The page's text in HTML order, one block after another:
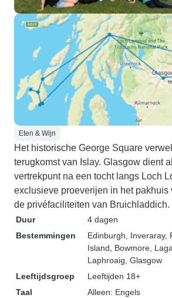
Eten & Wijn
Het historische George Square
terugkomst van Islay. Glasgow dient
vertrekpunt na een tocht langs Loch
exclusieve proeverijen in het pakhuis
de privéfaciliteiten van Bruichladdich.
Duur
4 dagen
Bestemmingen
Edinburgh , Inveraray,
Island , Bowmore ,
Laphroaig , Glasgow
Leeftijdsgroep
Leeftijden 18+
Taal
Alleen: Engels